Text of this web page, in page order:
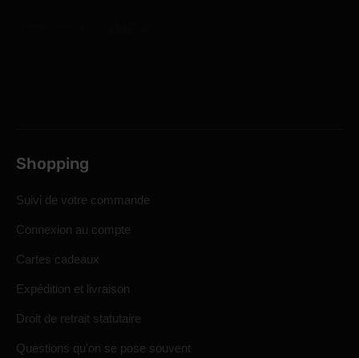
Shopping
Suivi de votre commande
Connexion au compte
Cartes cadeaux
Expédition et livraison
Droit de retrait statutaire
Questions qu'on se pose souvent